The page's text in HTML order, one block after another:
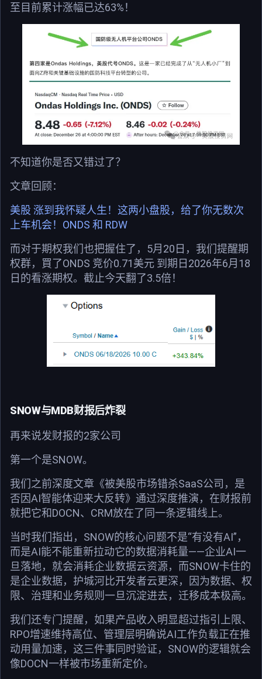
至目前累计涨幅已达63%！
不知道你是否又错过了？
文章回顾：
美股 涨到我怀疑人生！这两小盘股，给了你无数次
上车机会！ONDS 和 RDW
而对于期权我们也把握住了，5月20日，我们提醒期
权群，買了ONDS 竞价0.71美元 到期日2026年6月18
日的看涨期权。截止今天翻了3.5倍！
SNOW与MDB财报后炸裂
再来说发财报的2家公司
第一个是SNOW。
我们之前深度文章《被美股市场错杀SaaS公司，是
否因AI智能体迎来大反转》通过深度推演，在财报前
就把它和DOCN、CRM放在了同一条逻辑线上。
当时我们指出，SNOW的核心问题不是“有没有AI”，
而是AI能不能重新拉动它的数据消耗量——企业AI一
旦落地，就会消耗企业数据云资源，而SNOW卡住的
是企业数据，护城河比开发者云更深，因为数据、权
限、治理和业务规则一旦沉淀进去，迁移成本极高。
我们还专门提醒，如果产品收入明显超过指引上限、
RPO增速维持高位、管理层明确说AI工作负载正在推
动用量加速，这三件事同时验证，SNOW的逻辑就会
像DOCN一样被市场重新定价。